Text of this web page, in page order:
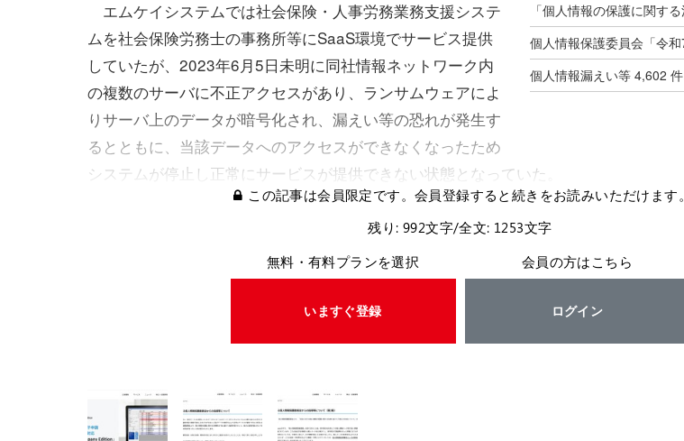
エムケイシステムでは社会保険・人事労務業務支援システ
ムを社会保険労務士の事務所等にSaaS環境でサービス提供
していたが、2023年6月5日未明に同社情報ネットワーク内
の複数のサーバに不正アクセスがあり、ランサムウェアによ
りサーバ上のデータが暗号化され、漏えい等の恐れが発生す
るとともに、当該データへのアクセスができなくなったため
システムが停止し正常にサービスが提供できない状態となっていた。
この記事は会員限定です。会員登録すると続きをお読みいただけます。
残り: 992文字/全文: 1253文字
無料・有料プランを選択
いますぐ登録
会員の方はこちら
ログイン